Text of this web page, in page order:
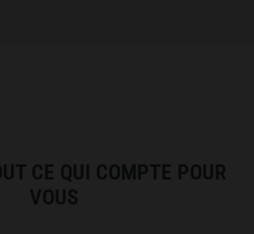
CE QUI COMPTE POUR
VOUS